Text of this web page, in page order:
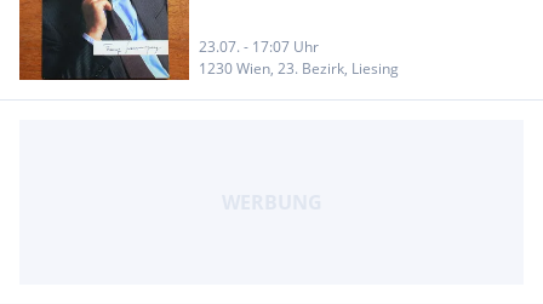
23.07. - 17:07 Uhr
1230 Wien, 23. Bezirk, Liesing